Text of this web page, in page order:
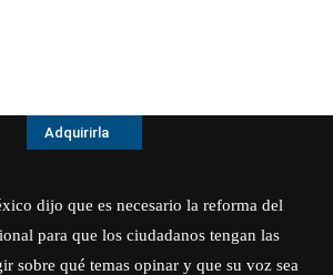
Adquirirla
dijo que es necesario la reforma del
para que los ciudadanos tengan las
sobre qué temas opinar y que su voz sea